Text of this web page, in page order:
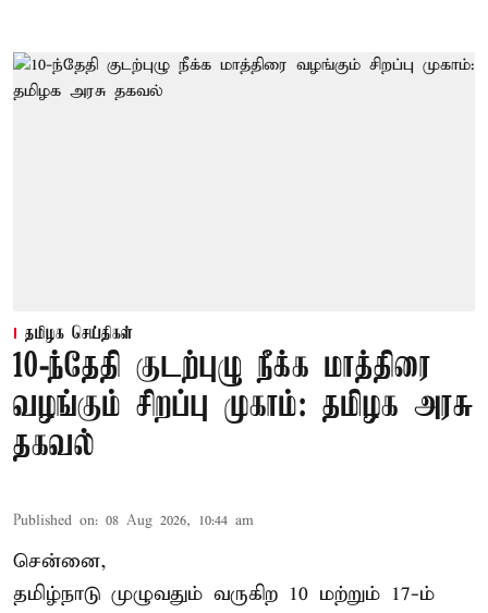
தமிழக செய்திகள்
10-ந்தேதி குடற்புழு நீக்க மாத்திரை
வழங்கும் சிறப்பு முகாம்: தமிழக அரசு
தகவல்
Published on: 08 Aug 2026, 10:44 am
சென்னை,
தமிழ்நாடு முழுவதும் வருகிற 10 மற்றும் 17-ம்